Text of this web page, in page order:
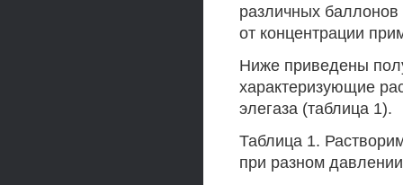
различных баллонов
от концентрации
Ниже приведены
характеризующие
элегаза (таблица 1).
Таблица 1.
при разном